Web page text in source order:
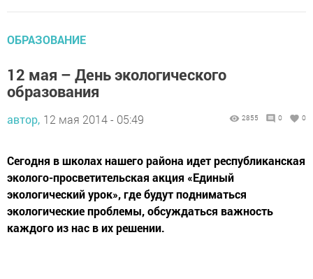
ОБРАЗОВАНИЕ
12 мая – День экологического
образования
автор, 12 мая 2014 - 05:49 2855 0 0
Сегодня в школах нашего района идет республиканская
эколого-просветительская акция «Единый
экологический урок», где будут подниматься
экологические проблемы, обсуждаться важность
каждого из нас в их решении.